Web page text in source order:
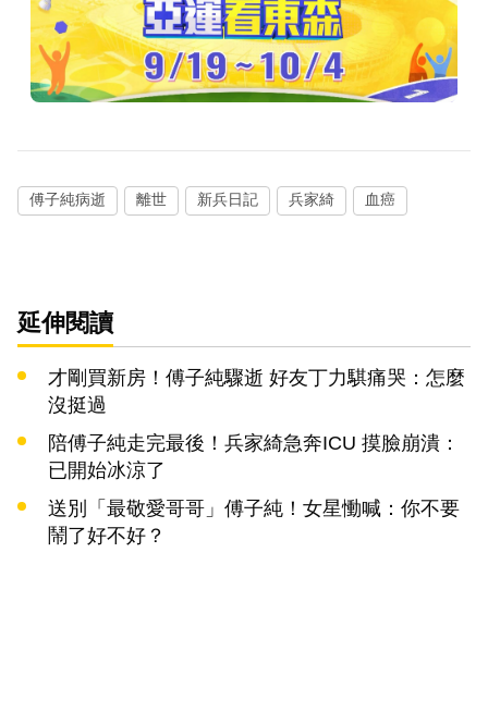
傅子純病逝 離世 新兵日記 兵家綺 血癌
延伸閱讀
才剛買新房！傅子純驟逝 好友丁力騏痛哭：怎麼
沒挺過
陪傅子純走完最後！兵家綺急奔ICU 摸臉崩潰：
已開始冰涼了
送別「最敬愛哥哥」傅子純！女星慟喊：你不要
鬧了好不好？